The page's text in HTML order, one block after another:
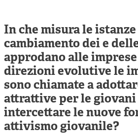
Cooperative di comunità
Impresa sociale e democrazia
Acini di fuoco - Dossier Mezzogiorno
Valutazione e dintorni
In che misura le
cambiamento dei e
approdano alle
direzioni evolutive le
sono chiamate a
attrattive per le giovani
intercettare le nuove
attivismo giovanile?